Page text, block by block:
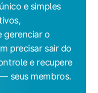
e simples
gerenciar o
precisar sair do
e recupere
seus membros.